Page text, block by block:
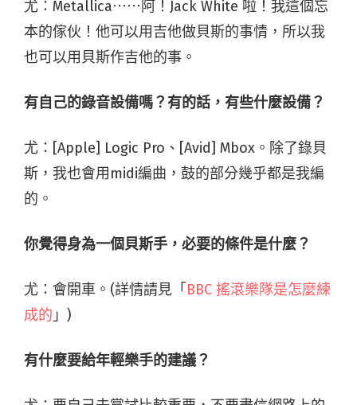
尤：Metallica⋯⋯阿！Jack White 啦！我這個忘
本的傢伙！他可以用吉他做貝斯的事情，所以我
也可以用貝斯作吉他的事。
有自己的錄音設備嗎？有的話，有些什麼設備？
尤：[Apple] Logic Pro、[Avid] Mbox。除了錄貝
斯，我也會用midi編曲，鼓的部分幾乎都是我編
的。
你覺得身為一個貝斯手，必要的條件是什麼？
尤：會開車。(詳情請見「BBC 搖滾樂隊是怎麼練
成的 」)
有什麼要給年輕樂手的建議？